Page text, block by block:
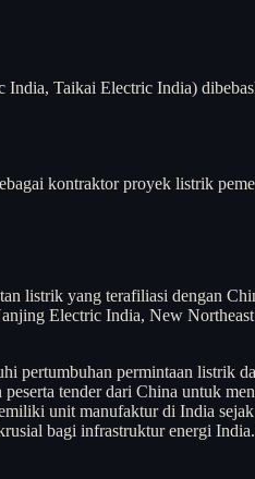
Taikai Electric India)
kontraktor proyek listrik
listrik yang terafiliasi dengan
Electric India, New
permintaan listrik
tender dari China untuk
unit manufaktur di India
bagi infrastruktur energi